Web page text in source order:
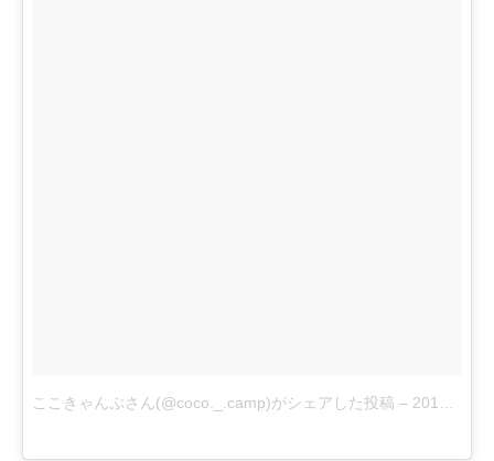
ここきゃんぷさん(@coco._.camp)がシェアした投稿 – 2017 2月 11 4:50午前 PST